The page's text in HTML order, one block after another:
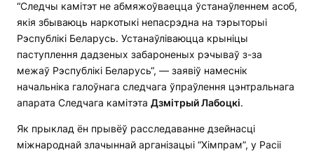
“Следчы камітэт не абмяжоўваецца ўстанаўленнем асоб,
якія збываюць наркотыкі непасрэдна на тэрыторыі
Рэспублікі Беларусь. Устанаўліваюцца крыніцы
паступлення дадзеных забароненых рэчываў з-за
межаў Рэспублікі Беларусь“, — заявіў намеснік
начальніка галоўнага следчага ўпраўлення цэнтральнага
апарата Следчага камітэта Дзмітрый Лабоцкі.
Як прыклад ён прывёў расследаванне дзейнасці
міжнароднай злачыннай арганізацыі “Хімпрам”, у Расіі